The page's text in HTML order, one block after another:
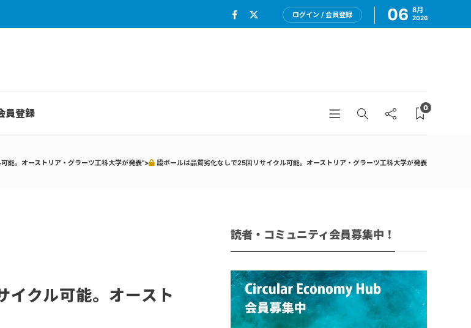
ログイン / 会員登録 06 8月
2026
員登録 0
能。オーストリア・グラーツ工科大学が発表"> 段ボールは品質劣化なしで25回リサイクル可能。オーストリア・グラーツ工科大学が発表
クル可能。オースト
読者・コミュニティ会員募集中！